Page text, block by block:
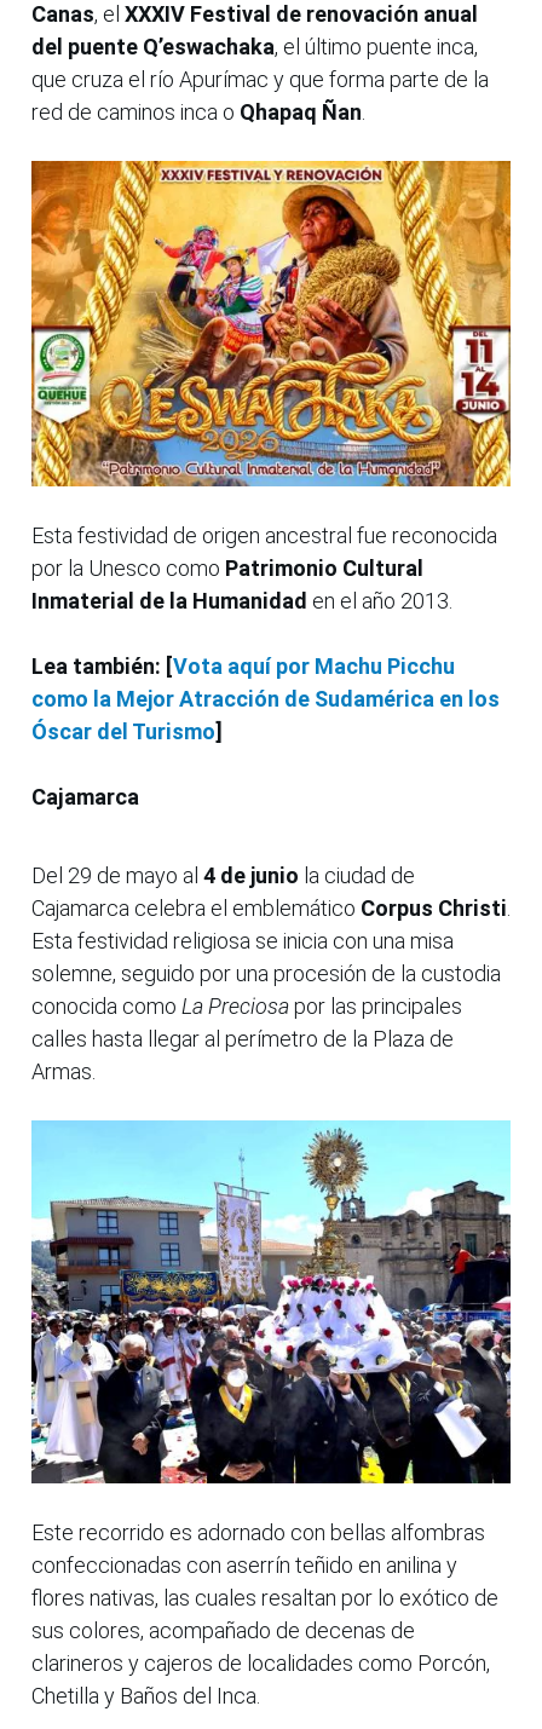
Canas, el XXXIV Festival de renovación anual
del puente Q’eswachaka, el último puente inca,
que cruza el río Apurímac y que forma parte de la
red de caminos inca o Qhapaq Ñan.
Esta festividad de origen ancestral fue reconocida
por la Unesco como Patrimonio Cultural
Inmaterial de la Humanidad en el año 2013.
Lea también: [Vota aquí por Machu Picchu
como la Mejor Atracción de Sudamérica en los
Óscar del Turismo]
Cajamarca
Del 29 de mayo al 4 de junio la ciudad de
Cajamarca celebra el emblemático Corpus Christi
Esta festividad religiosa se inicia con una misa
solemne, seguido por una procesión de la custodia
conocida como La Preciosapor las principales
calles hasta llegar al perímetro de la Plaza de
Armas.
Este recorrido es adornado con bellas alfombras
confeccionadas con aserrín teñido en anilina y
flores nativas, las cuales resaltan por lo exótico de
sus colores, acompañado de decenas de
clarineros y cajeros de localidades como Porcón,
Chetilla y Baños del Inca.